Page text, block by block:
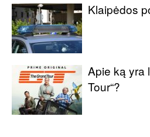
Klaipėdos
Apie ką yra
Tour“?